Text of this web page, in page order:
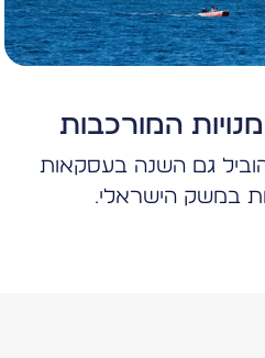
המורכבות
גם השנה בעסקאות
במשק הישראלי.